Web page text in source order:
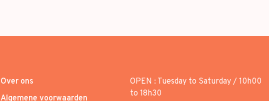
Over ons
Algemene voorwaarden
OPEN : Tuesday to Saturday / 10h00
to 18h30